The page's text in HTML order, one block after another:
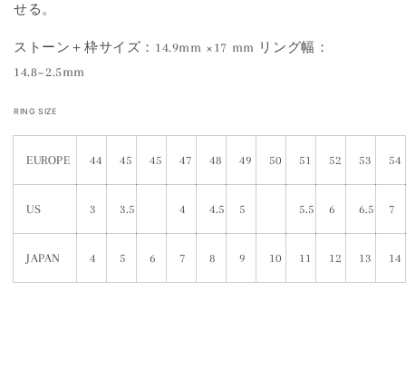
せる。
ストーン＋枠サイズ：14.9mm ×17 mm リング幅：
14.8~2.5mm
RING SIZE
EUROPE 44 45 45 47 48 49 50 51 52 53 54
US 3 3.5 4 4.5 5 5.5 6 6.5 7
JAPAN 4 5 6 7 8 9 10 11 12 13 14